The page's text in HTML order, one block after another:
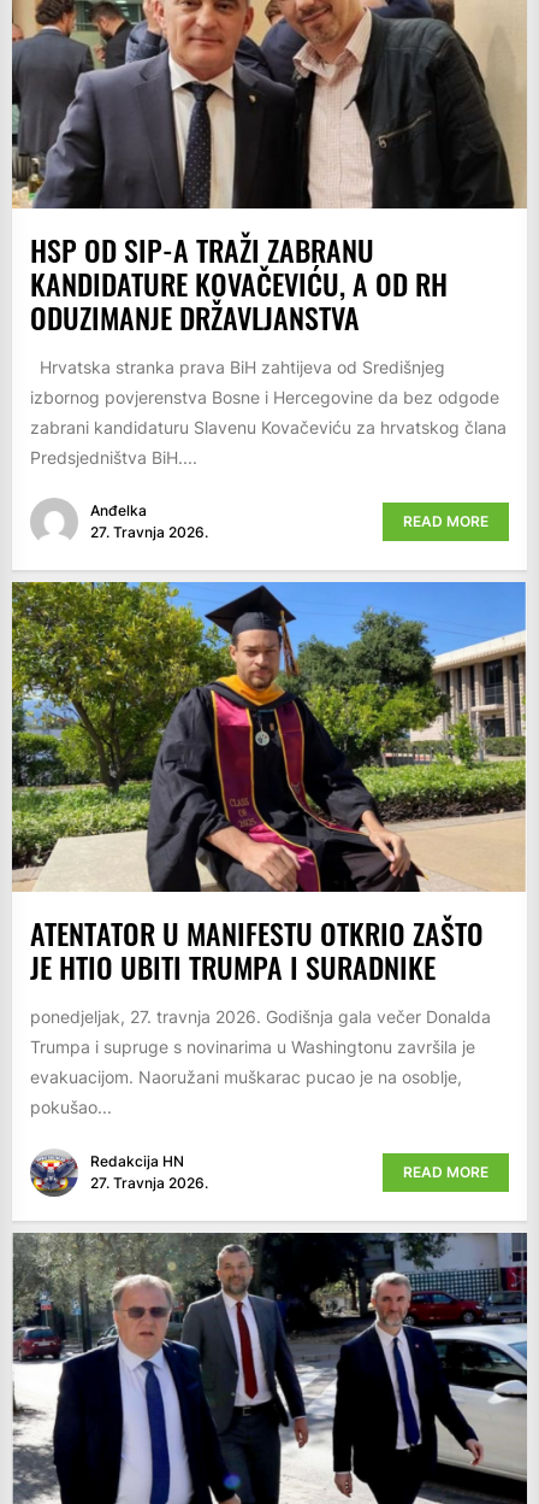
HSP OD SIP-A TRAŽI ZABRANU
KANDIDATURE KOVAČEVIĆU, A OD RH
ODUZIMANJE DRŽAVLJANSTVA
Hrvatska stranka prava BiH zahtijeva od Središnjeg
izbornog povjerenstva Bosne i Hercegovine da bez odgode
zabrani kandidaturu Slavenu Kovačeviću za hrvatskog člana
Predsjedništva BiH....
Anđelka
27. Travnja 2026.
READ MORE
ATENTATOR U MANIFESTU OTKRIO ZAŠTO
JE HTIO UBITI TRUMPA I SURADNIKE
ponedjeljak, 27. travnja 2026. Godišnja gala večer Donalda
Trumpa i supruge s novinarima u Washingtonu završila je
evakuacijom. Naoružani muškarac pucao je na osoblje,
pokušao...
Redakcija HN
27. Travnja 2026.
READ MORE